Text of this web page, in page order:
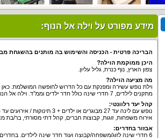
מידע מפורט על וילה אל הנוף:
הבריכה פרטית - הכניסה והשימוש בה מותנים בהשגחת מבוגר מעל גיל 18. נא לנעול את הדלתות
היכן ממוקמת הוילה?
צפון הארץ, נוף כנרת, גליל עליון.
מה מציעה הוילה?
וילת נופש עשירה ומפנקת עם כל הדרוש לחופשה המושלמת. כאן
מתקנים לילדים, 7 חדרי שינה כולל חדר ילדים וממ"ד. וילה אל הנוף משקיפה על הכנרת.
קהל יעד רלוונטי:
נופש עם לינה עד 27 מבוגרים או ילדים + 3 תינוקות / אירועים עד 25 איש.
אירוח משפחות, זוגות, קבוצות חברים, קהל דתי מסורתי, בר/בת
אבזור בחדרים:
6 חדרי שינה לזוג/משפחה/קבוצה ועוד חדר שינה לילדים. בחדרים שידות, ארון, מסך שטוח, מיזוג אוויר. בווילה 5 חדרי רחצה.